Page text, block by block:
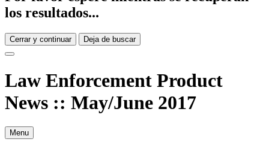
los resultados...
Cerrar y continuar Deja de buscar
Law Enforcement Product
News :: May/June 2017
Menu